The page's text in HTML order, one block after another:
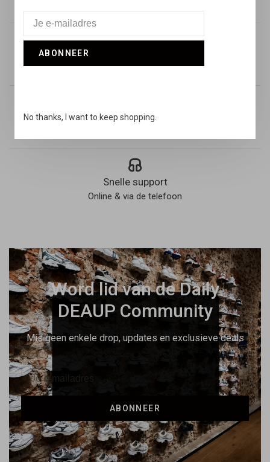
Vandaag verstuurd
Retouren
Snelle support
Online & via de telefoon
Word lid van de Daily
DEAUP Community
Mis geen enkele drop, updates en exclusieve deals
ABONNEER
ABONNEER
No thanks, I want to keep shopping.